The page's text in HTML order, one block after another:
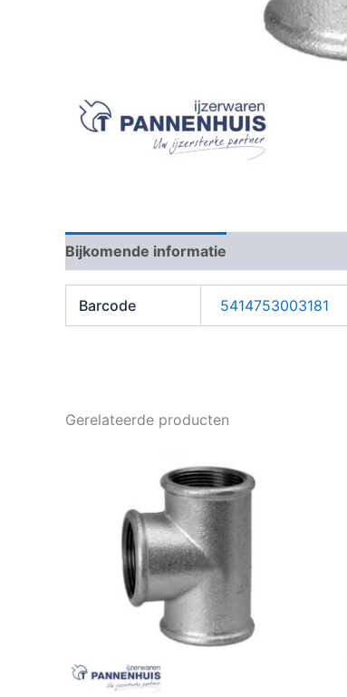
Bijkomende informatie
Barcode 5414753003181
Gerelateerde producten